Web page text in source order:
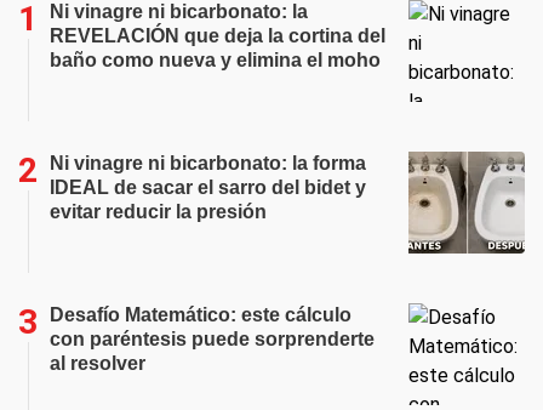
Ni vinagre ni bicarbonato: la
REVELACIÓN que deja la cortina del
baño como nueva y elimina el moho
Ni vinagre ni bicarbonato: la forma
IDEAL de sacar el sarro del bidet y
evitar reducir la presión
Desafío Matemático: este cálculo
con paréntesis puede sorprenderte
al resolver